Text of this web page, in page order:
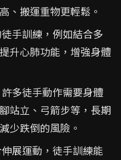
、搬運重物更輕鬆。
手訓練，例如結合多
升心肺功能，增強身體
許多徒手動作需要身體
站立、弓箭步等，長期
少跌倒的風險。
展運動，徒手訓練能